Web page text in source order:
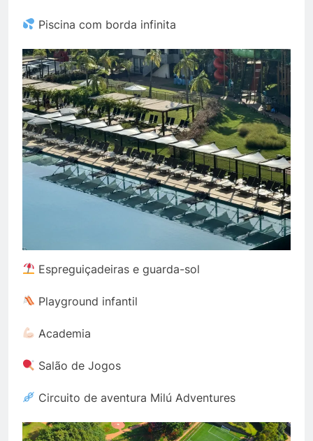
Piscina com borda infinita
Espreguiçadeiras e guarda-sol
Playground infantil
Academia
Salão de Jogos
Circuito de aventura Milú Adventures